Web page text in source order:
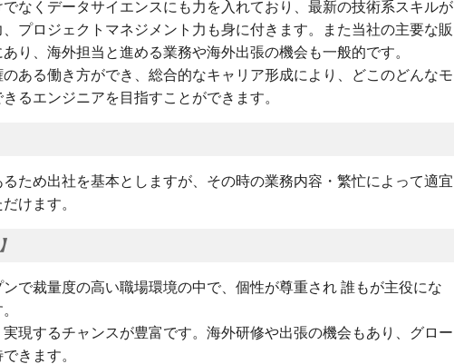
なくデータサイエンスにも⼒を⼊れており、最新の技術系スキルが
プロジェクトマネジメント⼒も⾝に付きます。また当社の主要な販
り、海外担当と進める業務や海外出張の機会も⼀般的です。
ある働き⽅ができ、総合的なキャリア形成により、どこのどんなモ
るエンジニアを目指すことができます。
ため出社を基本としますが、その時の業務内容・繁忙によって適宜
けます。
で裁量度の高い職場環境の中で、個性が尊重され 誰もが主役にな
現するチャンスが豊富です。海外研修や出張の機会もあり、グロー
きます。